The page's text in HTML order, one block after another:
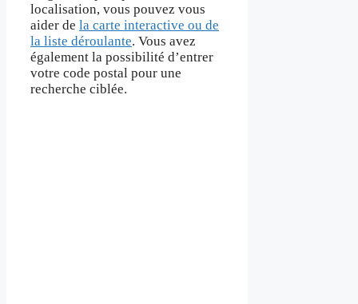
localisation, vous pouvez vous
aider de la carte interactive ou de
la liste déroulante. Vous avez
également la possibilité d’entrer
votre code postal pour une
recherche ciblée.